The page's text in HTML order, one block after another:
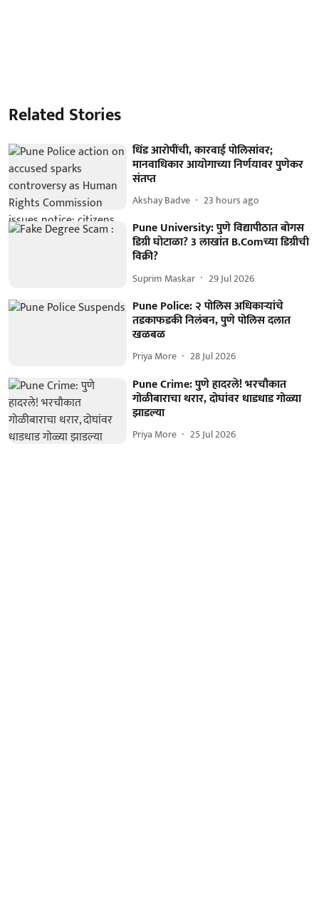
Related Stories
धिंड आरोपींची, कारवाई पोलिसांवर;
मानवाधिकार आयोगाच्या निर्णयावर पुणेकर
संतप्त
Akshay Badve 23 hours ago
Pune University: पुणे विद्यापीठात बोगस
डिग्री घोटाळा? 3 लाखांत B.Comच्या डिग्रीची
विक्री?
Suprim Maskar 29 Jul 2026
Pune Police: २ पोलिस अधिकाऱ्यांचे
तडकाफडकी निलंबन, पुणे पोलिस दलात
खळबळ
Priya More 28 Jul 2026
Pune Crime: पुणे हादरले! भरचौकात
गोळीबाराचा थरार, दोघांवर धाडधाड गोळ्या
झाडल्या
Priya More 25 Jul 2026